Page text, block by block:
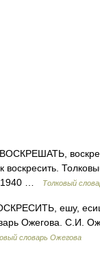
воскресить.
1940 …
Толковый
ешу,
Ожегова. С.И.
словарь Ожегова